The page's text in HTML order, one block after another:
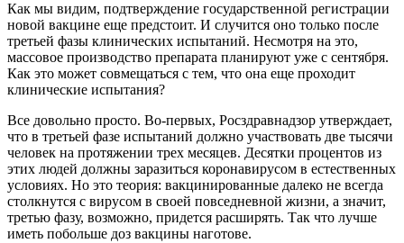
Как мы видим, подтверждение государственной регистрации
новой вакцине еще предстоит. И случится оно только после
третьей фазы клинических испытаний. Несмотря на это,
массовое производство препарата планируют уже с сентября.
Как это может совмещаться с тем, что она еще проходит
клинические испытания?
Все довольно просто. Во-первых, Росздравнадзор утверждает,
что в третьей фазе испытаний должно участвовать две тысячи
человек на протяжении трех месяцев. Десятки процентов из
этих людей должны заразиться коронавирусом в естественных
условиях. Но это теория: вакцинированные далеко не всегда
столкнутся с вирусом в своей повседневной жизни, а значит,
третью фазу, возможно, придется расширять. Так что лучше
иметь побольше доз вакцины наготове.